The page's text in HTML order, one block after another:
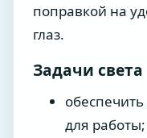
поправкой на
глаз.
Задачи
для работы;